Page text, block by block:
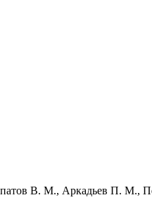
В. М., Аркадьев П. М.,